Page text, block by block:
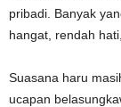
pribadi. Banyak
hangat, rendah
Suasana haru
ucapan